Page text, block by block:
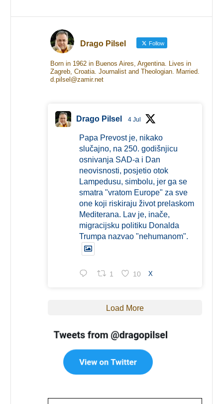
Drago Pilsel Follow
Born in 1962 in Buenos Aires, Argentina. Lives in
Zagreb, Croatia. Journalist and Theologian. Married.
d.pilsel@zamir.net
Drago Pilsel 4 Jul
Papa Prevost je, nikako
slučajno, na 250. godišnjicu
osnivanja SAD-a i Dan
neovisnosti, posjetio otok
Lampedusu, simbolu, jer ga se
smatra "vratom Europe" za sve
one koji riskiraju život prelaskom
Mediterana. Lav je, inače,
migracijsku politiku Donalda
Trumpa nazvao "nehumanom".
1 10 X
Load More